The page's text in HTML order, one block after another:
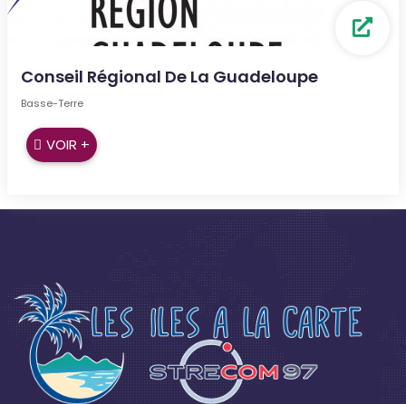
Conseil Régional De La Guadeloupe
Basse-Terre
VOIR +